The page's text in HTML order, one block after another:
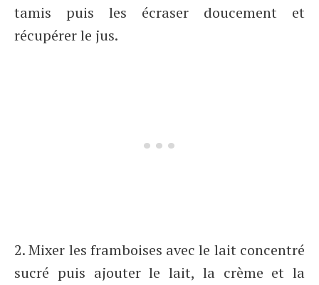
tamis puis les écraser doucement et
récupérer le jus.
2. Mixer les framboises avec le lait concentré
sucré puis ajouter le lait, la crème et la